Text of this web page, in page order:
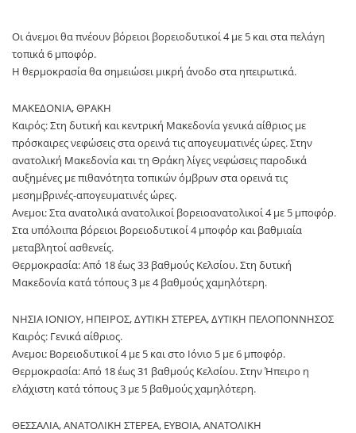
Οι άνεμοι θα πνέουν βόρειοι βορειοδυτικοί 4 με 5 και στα πελάγη
τοπικά 6 μποφόρ.
Η θερμοκρασία θα σημειώσει μικρή άνοδο στα ηπειρωτικά.
ΜΑΚΕΔΟΝΙΑ, ΘΡΑΚΗ
Καιρός: Στη δυτική και κεντρική Μακεδονία γενικά αίθριος με
πρόσκαιρες νεφώσεις στα ορεινά τις απογευματινές ώρες. Στην
ανατολική Μακεδονία και τη Θράκη λίγες νεφώσεις παροδικά
αυξημένες με πιθανότητα τοπικών όμβρων στα ορεινά τις
μεσημβρινές-απογευματινές ώρες.
Ανεμοι: Στα ανατολικά ανατολικοί βορειοανατολικοί 4 με 5 μποφόρ.
Στα υπόλοιπα βόρειοι βορειοδυτικοί 4 μποφόρ και βαθμιαία
μεταβλητοί ασθενείς.
Θερμοκρασία: Από 18 έως 33 βαθμούς Κελσίου. Στη δυτική
Μακεδονία κατά τόπους 3 με 4 βαθμούς χαμηλότερη.
ΝΗΣΙΑ ΙΟΝΙΟΥ, ΗΠΕΙΡΟΣ, ΔΥΤΙΚΗ ΣΤΕΡΕΑ, ΔΥΤΙΚΗ ΠΕΛΟΠΟΝΝΗΣΟΣ
Καιρός: Γενικά αίθριος.
Ανεμοι: Βορειοδυτικοί 4 με 5 και στο Ιόνιο 5 με 6 μποφόρ.
Θερμοκρασία: Από 18 έως 31 βαθμούς Κελσίου. Στην Ήπειρο η
ελάχιστη κατά τόπους 3 με 5 βαθμούς χαμηλότερη.
ΘΕΣΣΑΛΙΑ, ΑΝΑΤΟΛΙΚΗ ΣΤΕΡΕΑ, ΕΥΒΟΙΑ, ΑΝΑΤΟΛΙΚΗ